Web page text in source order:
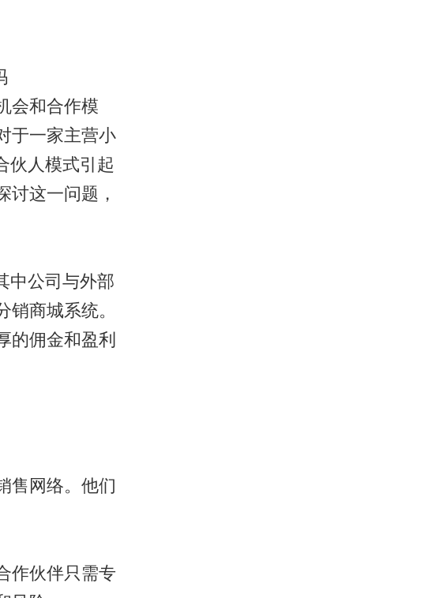
会和合作模
于一家主营小
伙人模式引起
讨这一问题，
中公司与外部
商城系统。
的佣金和盈利
售网络。他们
作伙伴只需专